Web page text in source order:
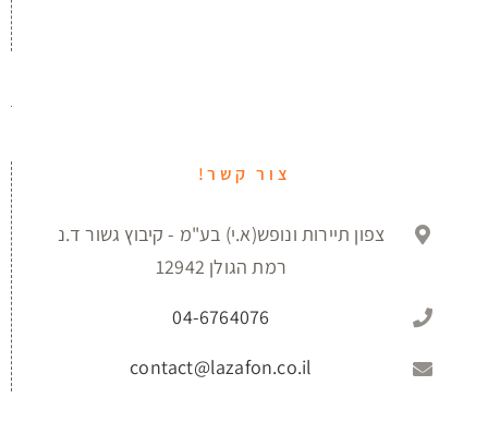
צור קשר!
צפון תיירות ונופש(א.י) בע"מ - קיבוץ גשור ד.נ
רמת הגולן 12942
04-6764076
contact@lazafon.co.il